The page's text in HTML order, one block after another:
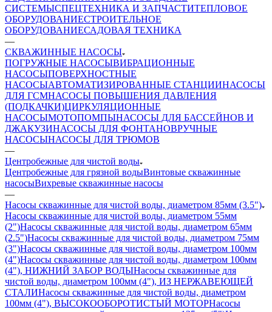
СИСТЕМЫСПЕЦТЕХНИКА И ЗАПЧАСТИТЕПЛОВОЕ
ОБОРУДОВАНИЕСТРОИТЕЛЬНОЕ
ОБОРУДОВАНИЕСАДОВАЯ ТЕХНИКА
—
СКВАЖИННЫЕ НАСОСЫ
ПОГРУЖНЫЕ НАСОСЫВИБРАЦИОННЫЕ
НАСОСЫПОВЕРХНОСТНЫЕ
НАСОСЫАВТОМАТИЗИРОВАННЫЕ СТАНЦИИНАСОСЫ
ДЛЯ ГСМНАСОСЫ ПОВЫШЕНИЯ ДАВЛЕНИЯ
(ПОДКАЧКИ)ЦИРКУЛЯЦИОННЫЕ
НАСОСЫМОТОПОМПЫНАСОСЫ ДЛЯ БАССЕЙНОВ И
ДЖАКУЗИНАСОСЫ ДЛЯ ФОНТАНОВРУЧНЫЕ
НАСОСЫНАСОСЫ ДЛЯ ТРЮМОВ
—
Центробежные для чистой воды
Центробежные для грязной водыВинтовые скважинные
насосыВихревые скважинные насосы
—
Насосы скважинные для чистой воды, диаметром 85мм (3.5")
Насосы скважинные для чистой воды, диаметром 55мм
(2")Насосы скважинные для чистой воды, диаметром 65мм
(2.5")Насосы скважинные для чистой воды, диаметром 75мм
(3")Насосы скважинные для чистой воды, диаметром 100мм
(4")Насосы скважинные для чистой воды, диаметром 100мм
(4"), НИЖНИЙ ЗАБОР ВОДЫНасосы скважинные для
чистой воды, диаметром 100мм (4"), ИЗ НЕРЖАВЕЮЩЕЙ
СТАЛИНасосы скважинные для чистой воды, диаметром
100мм (4"), ВЫСОКООБОРОТИСТЫЙ МОТОРНасосы